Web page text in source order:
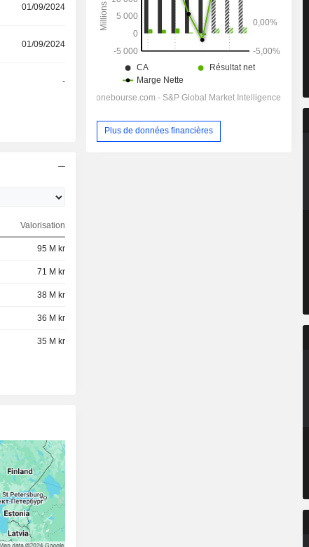
01/09/2024
01/09/2024
-
Valorisation
95 M kr
71 M kr
38 M kr
36 M kr
35 M kr
Plus de données financières